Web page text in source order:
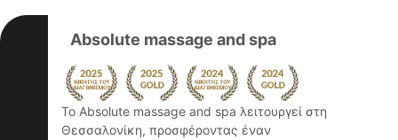
Absolute massage and spa
Το Absolute massage and spa λειτουργεί στη
Θεσσαλονίκη, προσφέροντας έναν